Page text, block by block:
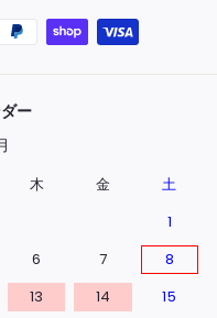
ー
木 金
土
1
6 7
8
13 14
15